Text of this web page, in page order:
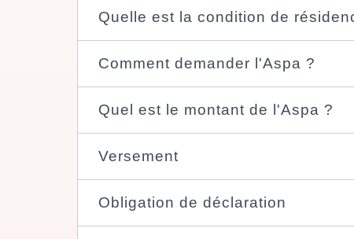
Quelle est la condition de
Comment demander l'Aspa ?
Quel est le montant de l'Aspa ?
Versement
Obligation de déclaration